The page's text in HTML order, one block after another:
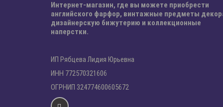
Интернет-магазин, где вы можете приобрести
английского фарфор, винтажные предметы
дизайнерскую бижутерию и коллекционные
наперстки.
ИП Рябцева Лидия Юрьевна
ИНН 772570321606
ОГРНИП 324774600605672